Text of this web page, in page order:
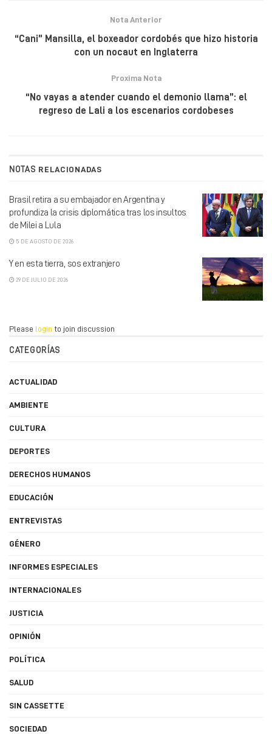
Nota Anterior
“Cani” Mansilla, el boxeador cordobés que hizo historia
con un nocaut en Inglaterra
Proxima Nota
“No vayas a atender cuando el demonio llama”: el
regreso de Lali a los escenarios cordobeses
NOTAS RELACIONADAS
Brasil retira a su embajador en Argentina y
profundiza la crisis diplomática tras los insultos
de Milei a Lula
5 DE AGOSTO DE 2026
Y en esta tierra, sos extranjero
29 DE JULIO DE 2026
Please login to join discussion
CATEGORÍAS
ACTUALIDAD
AMBIENTE
CULTURA
DEPORTES
DERECHOS HUMANOS
EDUCACIÓN
ENTREVISTAS
GÉNERO
INFORMES ESPECIALES
INTERNACIONALES
JUSTICIA
OPINIÓN
POLÍTICA
SALUD
SIN CASSETTE
SOCIEDAD